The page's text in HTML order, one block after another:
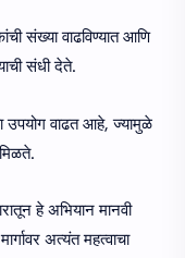
संख्या वाढविण्यात आणि
संधी देते.
उपयोग वाढत आहे, ज्यामुळे
हे अभियान मानवी
अत्यंत महत्वाचा